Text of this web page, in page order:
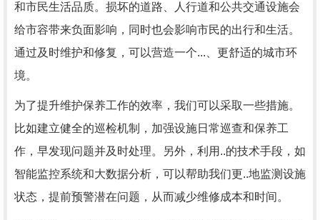
和市民生活品质。损坏的道路、人行道和公共交通设施会
给市容带来负面影响，同时也会影响市民的出行和生活。
通过及时维护和修复，可以营造一个...、更舒适的城市环
境。
为了提升维护保养工作的效率，我们可以采取一些措施。
比如建立健全的巡检机制，加强设施日常巡查和保养工
作，早发现问题并及时处理。另外，利用..的技术手段，如
智能监控系统和大数据分析，可以帮助我们更..地监测设施
状态，提前预警潜在问题，从而减少维修成本和时间。